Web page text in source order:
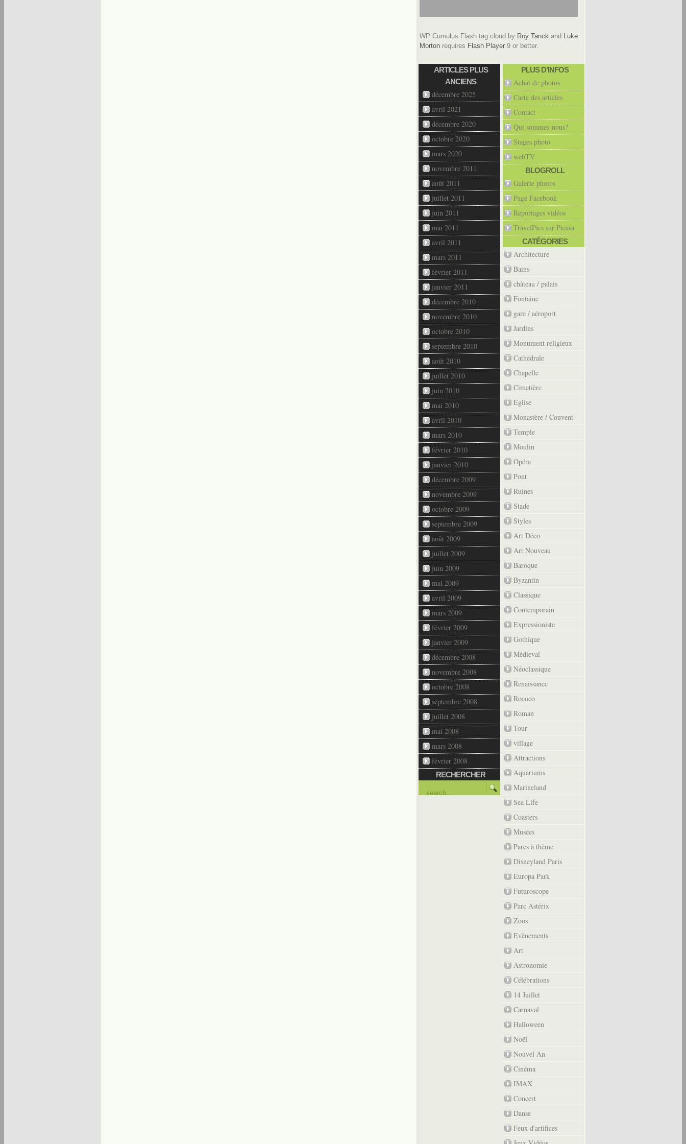
WP Cumulus Flash tag cloud by Roy Tanck and Luke
Morton requires Flash Player 9 or better.
ARTICLES PLUS
ANCIENS
décembre 2025
avril 2021
décembre 2020
octobre 2020
mars 2020
novembre 2011
août 2011
juillet 2011
juin 2011
mai 2011
avril 2011
mars 2011
février 2011
janvier 2011
décembre 2010
novembre 2010
octobre 2010
septembre 2010
août 2010
juillet 2010
juin 2010
mai 2010
avril 2010
mars 2010
février 2010
janvier 2010
décembre 2009
novembre 2009
octobre 2009
septembre 2009
août 2009
juillet 2009
juin 2009
mai 2009
avril 2009
mars 2009
février 2009
janvier 2009
décembre 2008
novembre 2008
octobre 2008
septembre 2008
juillet 2008
mai 2008
mars 2008
février 2008
RECHERCHER
PLUS D’INFOS
Achat de photos
Carte des articles
Contact
Qui sommes-nous?
Stages photo
webTV
BLOGROLL
Galerie photos
Page Facebook
Reportages vidéos
TravelPics sur Picasa
CATÉGORIES
Architecture
Bains
château / palais
Fontaine
gare / aéroport
Jardins
Monument religieux
Cathédrale
Chapelle
Cimetière
Eglise
Monastère / Couvent
Temple
Moulin
Opéra
Pont
Ruines
Stade
Styles
Art Déco
Art Nouveau
Baroque
Byzantin
Classique
Contemporain
Expressioniste
Gothique
Médieval
Néoclassique
Renaissance
Rococo
Roman
Tour
village
Attractions
Aquariums
Marineland
Sea Life
Coasters
Musées
Parcs à thème
Disneyland Paris
Europa Park
Futuroscope
Parc Astérix
Zoos
Evènements
Art
Astronomie
Célébrations
14 Juillet
Carnaval
Halloween
Noël
Nouvel An
Cinéma
IMAX
Concert
Danse
Feux d'artifices